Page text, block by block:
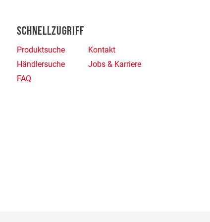
SCHNELLZUGRIFF
Produktsuche
Händlersuche
FAQ
Kontakt
Jobs & Karriere